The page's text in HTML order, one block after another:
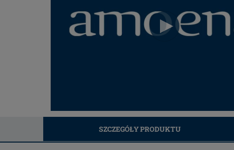
SZCZEGÓŁY PRODUKTU